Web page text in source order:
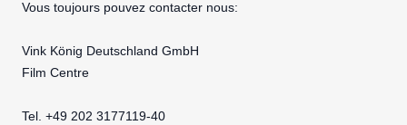
Vous toujours pouvez contacter nous:
Vink König Deutschland GmbH
Film Centre
Tel. +49 202 3177119-40